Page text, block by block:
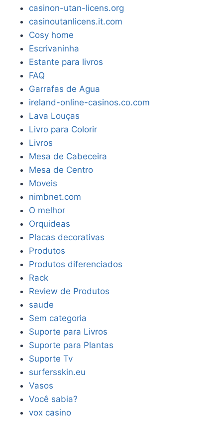
casinon-utan-licens.org
casinoutanlicens.it.com
Cosy home
Escrivaninha
Estante para livros
FAQ
Garrafas de Agua
ireland-online-casinos.co.com
Lava Louças
Livro para Colorir
Livros
Mesa de Cabeceira
Mesa de Centro
Moveis
nimbnet.com
O melhor
Orquideas
Placas decorativas
Produtos
Produtos diferenciados
Rack
Review de Produtos
saude
Sem categoria
Suporte para Livros
Suporte para Plantas
Suporte Tv
surfersskin.eu
Vasos
Você sabia?
vox casino